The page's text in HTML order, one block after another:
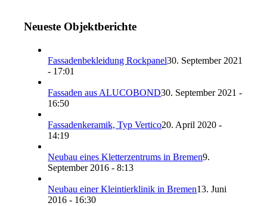
Neueste Objektberichte
Fassadenbekleidung Rockpanel30. September 2021
- 17:01
Fassaden aus ALUCOBOND30. September 2021 -
16:50
Fassadenkeramik, Typ Vertico20. April 2020 -
14:19
Neubau eines Kletterzentrums in Bremen9.
September 2016 - 8:13
Neubau einer Kleintierklinik in Bremen13. Juni
2016 - 16:30